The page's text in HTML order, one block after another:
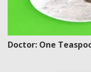
Doctor: One